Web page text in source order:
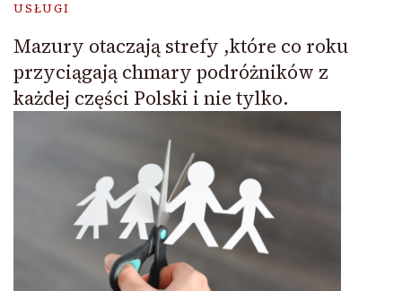
USŁUGI
Mazury otaczają strefy ,które co roku
przyciągają chmary podróżników z
każdej części Polski i nie tylko.